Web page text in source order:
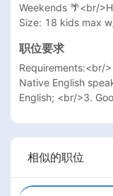
Weekends 🌴<br/
Size: 18 kids max
职位要求
Requirements:<br/
Native English
English; <br/>3.
相似的职位